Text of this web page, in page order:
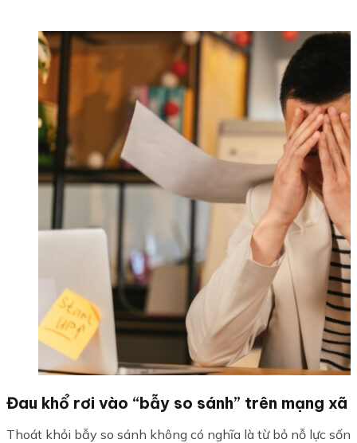
Đau khổ rơi vào “bẫy so sánh” trên mạng xã
Thoát khỏi bẫy so sánh không có nghĩa là từ bỏ nỗ lực